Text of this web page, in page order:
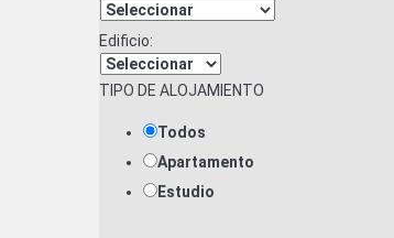
Edificio:
TIPO DE ALOJAMIENTO
Todos
Apartamento
Estudio